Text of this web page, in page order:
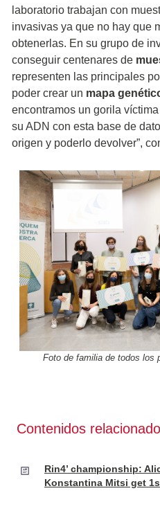
laboratorio trabajan con
invasivas ya que no hay que
obtenerlas. En su grupo de
conseguir centenares de
representen las principales
poder crear un mapa
encontramos un gorila
su ADN con esta base de
origen y poderlo devolver”,
Foto de familia de todos los
Contenidos
Rin4’ championship:
Konstantina Mitsi get